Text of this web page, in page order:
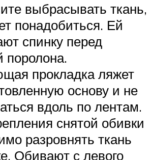
выбрасывать ткань,
понадобиться. Ей
спинку перед
поролона.
прокладка ляжет
основу и не
вдоль по лентам.
снятой обивки
разровнять ткань
Обивают с левого